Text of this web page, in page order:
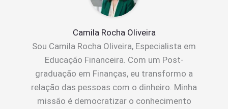
Camila Rocha Oliveira
Sou Camila Rocha Oliveira, Especialista em
Educação Financeira. Com um Post-
graduação em Finanças, eu transformo a
relação das pessoas com o dinheiro. Minha
missão é democratizar o conhecimento